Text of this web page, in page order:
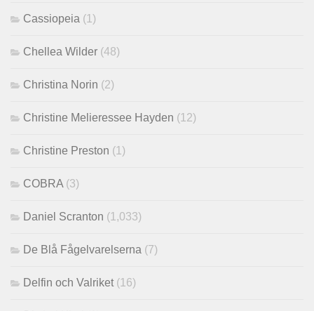
Cassiopeia (1)
Chellea Wilder (48)
Christina Norin (2)
Christine Melieressee Hayden (12)
Christine Preston (1)
COBRA (3)
Daniel Scranton (1,033)
De Blå Fågelvarelserna (7)
Delfin och Valriket (16)